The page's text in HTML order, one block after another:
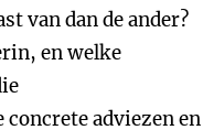
van dan de ander?
en welke
adviezen en